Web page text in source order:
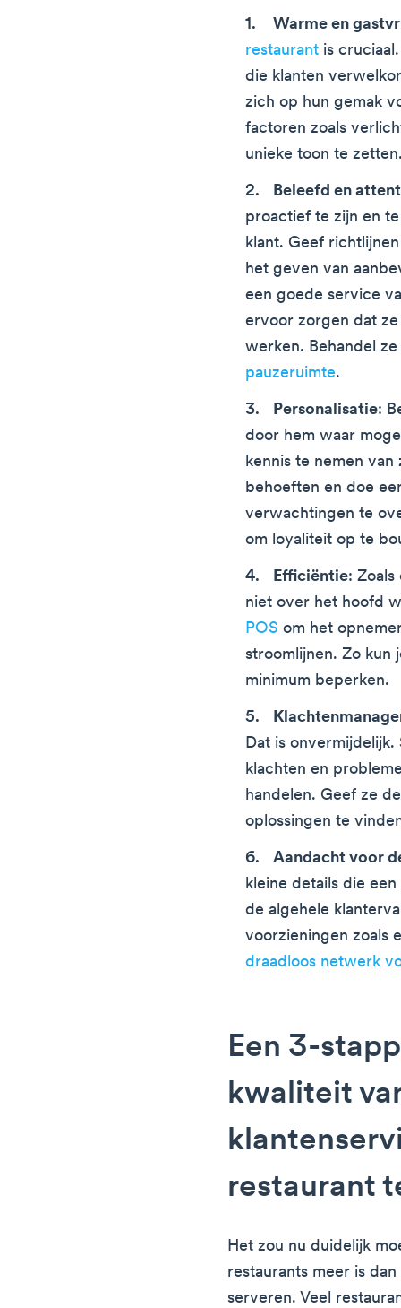
Warme en
restaurant is
die klanten
zich op hun gemak
factoren zoals
unieke toon te
Beleefd en
proactief te zijn en
klant. Geef
het geven van
een goede service
ervoor zorgen dat
werken. Behandel
pauzeruimte.
Personalisatie:
door hem waar
kennis te nemen
behoeften en doe
verwachtingen te
om loyaliteit op te
Efficiëntie:
niet over het hoofd
POS om het
stroomlijnen. Zo kun
minimum beperken.
Dat is onvermijdelijk.
klachten en
handelen. Geef ze
oplossingen te
Aandacht voor
kleine details die
de algehele
voorzieningen zoals
draadloos netwerk
Een 3-
kwaliteit
restaurant
Het zou nu duidelijk
restaurants meer is
serveren. Veel